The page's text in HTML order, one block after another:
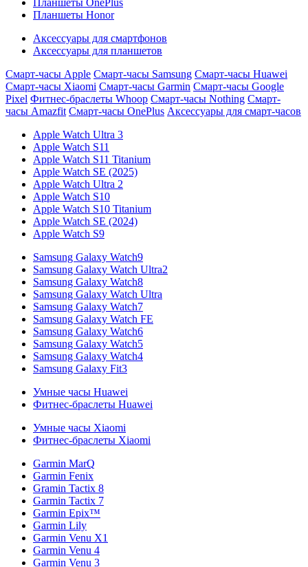
Планшеты OnePlus
Планшеты Honor
Аксессуары для смартфонов
Аксессуары для планшетов
Смарт-часы Apple Смарт-часы Samsung Смарт-часы Huawei
Смарт-часы Xiaomi Смарт-часы Garmin Смарт-часы Google
Pixel Фитнес-браслеты Whoop Смарт-часы Nothing Смарт-
часы Amazfit Смарт-часы OnePlus Аксессуары для смарт-часов
Apple Watch Ultra 3
Apple Watch S11
Apple Watch S11 Titanium
Apple Watch SE (2025)
Apple Watch Ultra 2
Apple Watch S10
Apple Watch S10 Titanium
Apple Watch SE (2024)
Apple Watch S9
Samsung Galaxy Watch9
Samsung Galaxy Watch Ultra2
Samsung Galaxy Watch8
Samsung Galaxy Watch Ultra
Samsung Galaxy Watch7
Samsung Galaxy Watch FE
Samsung Galaxy Watch6
Samsung Galaxy Watch5
Samsung Galaxy Watch4
Samsung Galaxy Fit3
Умные часы Huawei
Фитнес-браслеты Huawei
Умные часы Xiaomi
Фитнес-браслеты Xiaomi
Garmin MarQ
Garmin Fenix
Gramin Tactix 8
Garmin Tactix 7
Garmin Epix™
Garmin Lily
Garmin Venu X1
Garmin Venu 4
Garmin Venu 3